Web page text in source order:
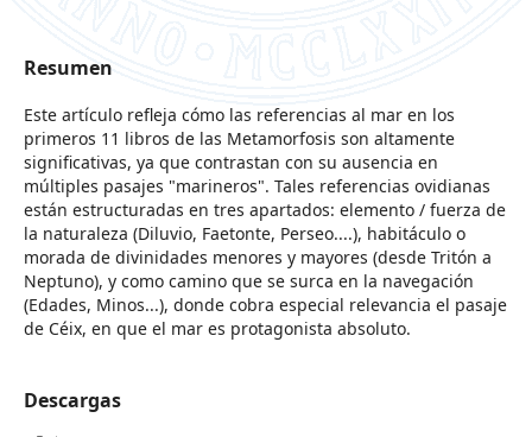
Resumen
Este artículo refleja cómo las referencias al mar en los
primeros 11 libros de las Metamorfosis son altamente
significativas, ya que contrastan con su ausencia en
múltiples pasajes "marineros". Tales referencias ovidianas
están estructuradas en tres apartados: elemento / fuerza de
la naturaleza (Diluvio, Faetonte, Perseo....), habitáculo o
morada de divinidades menores y mayores (desde Tritón a
Neptuno), y como camino que se surca en la navegación
(Edades, Minos...), donde cobra especial relevancia el pasaje
de Céix, en que el mar es protagonista absoluto.
Descargas